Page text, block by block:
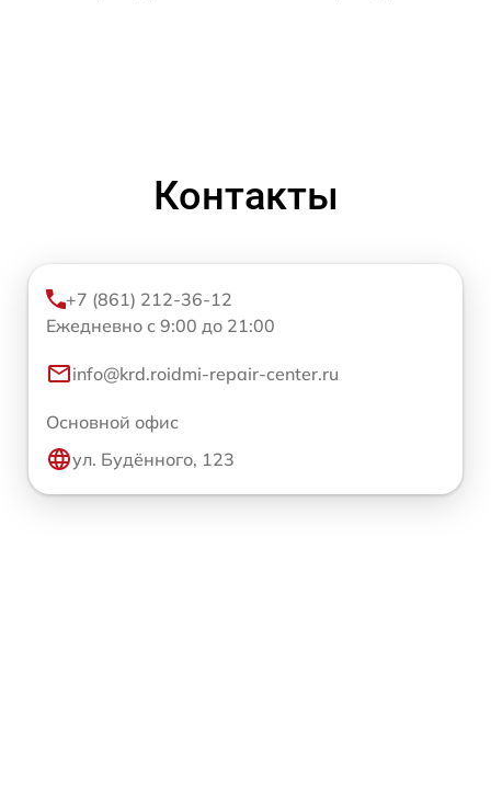
Контакты
+7 (861) 212-36-12
Ежедневно с 9:00 до 21:00
info@krd.roidmi-repair-center.ru
Основной офис
ул. Будённого, 123